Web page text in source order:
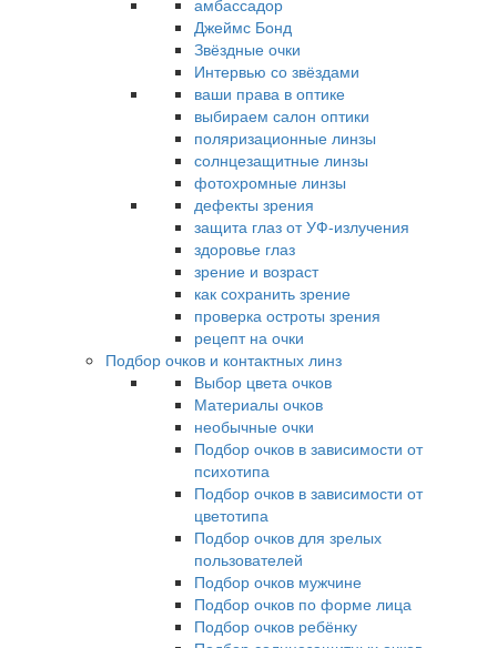
амбассадор
Джеймс Бонд
Звёздные очки
Интервью со звёздами
ваши права в оптике
выбираем салон оптики
поляризационные линзы
солнцезащитные линзы
фотохромные линзы
дефекты зрения
защита глаз от УФ-излучения
здоровье глаз
зрение и возраст
как сохранить зрение
проверка остроты зрения
рецепт на очки
Подбор очков и контактных линз
Выбор цвета очков
Материалы очков
необычные очки
Подбор очков в зависимости от
психотипа
Подбор очков в зависимости от
цветотипа
Подбор очков для зрелых
пользователей
Подбор очков мужчине
Подбор очков по форме лица
Подбор очков ребёнку